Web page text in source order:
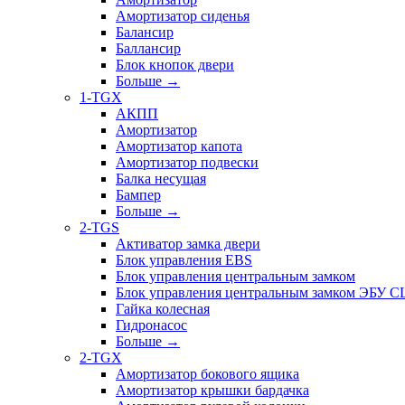
Амортизатор сиденья
Балансир
Баллансир
Блок кнопок двери
Больше →
1-TGX
АКПП
Амортизатор
Амортизатор капота
Амортизатор подвески
Балка несущая
Бампер
Больше →
2-TGS
Активатор замка двери
Блок управления EBS
Блок управления центральным замком
Блок управления центральным замком ЭБУ
Гайка колесная
Гидронасос
Больше →
2-TGX
Амортизатор бокового ящика
Амортизатор крышки бардачка